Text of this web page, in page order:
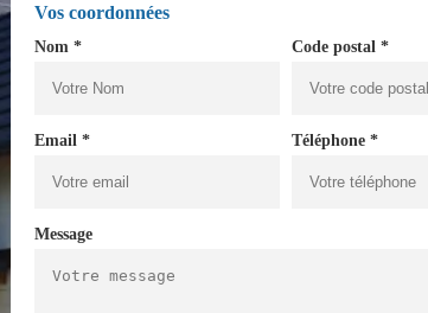
Vos coordonnées
Nom * Code postal *
Email * Téléphone *
Message